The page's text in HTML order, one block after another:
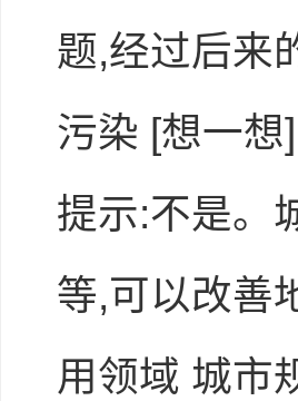
题,经过后来
污染 [想一
提示:不是。
等,可以改善
用领域 城市